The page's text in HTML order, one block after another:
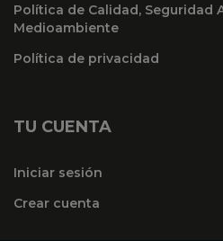
Política de Calidad, Seguridad
Medioambiente
Política de privacidad
TU CUENTA
Iniciar sesión
Crear cuenta